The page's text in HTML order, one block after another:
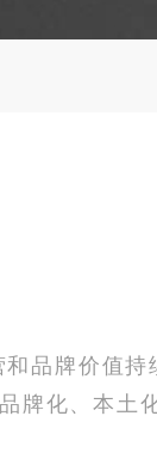
牌价值持
牌化、本土